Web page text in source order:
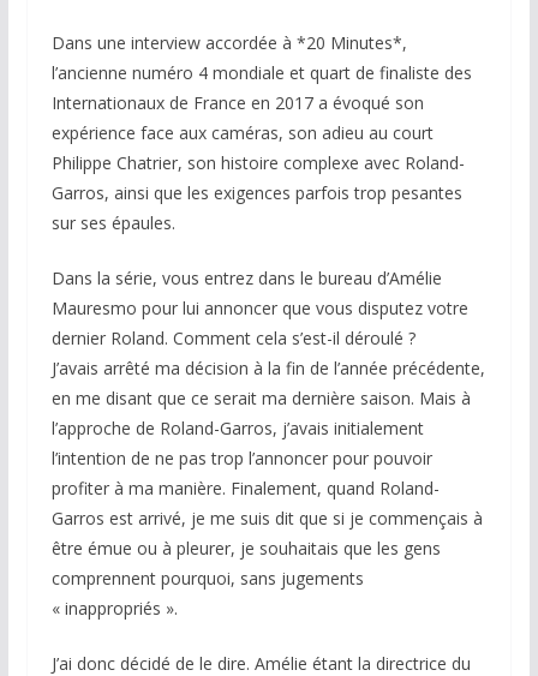
Dans une interview accordée à *20 Minutes*,
l’ancienne numéro 4 mondiale et quart de finaliste des
Internationaux de France en 2017 a évoqué son
expérience face aux caméras, son adieu au court
Philippe Chatrier, son histoire complexe avec Roland-
Garros, ainsi que les exigences parfois trop pesantes
sur ses épaules.
Dans la série, vous entrez dans le bureau d’Amélie
Mauresmo pour lui annoncer que vous disputez votre
dernier Roland. Comment cela s’est-il déroulé ?
J’avais arrêté ma décision à la fin de l’année précédente,
en me disant que ce serait ma dernière saison. Mais à
l’approche de Roland-Garros, j’avais initialement
l’intention de ne pas trop l’annoncer pour pouvoir
profiter à ma manière. Finalement, quand Roland-
Garros est arrivé, je me suis dit que si je commençais à
être émue ou à pleurer, je souhaitais que les gens
comprennent pourquoi, sans jugements
« inappropriés ».
J’ai donc décidé de le dire. Amélie étant la directrice du